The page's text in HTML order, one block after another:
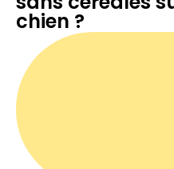
chien ?